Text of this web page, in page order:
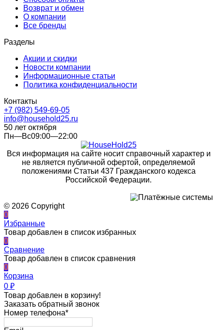
Возврат и обмен
О компании
Все бренды
Разделы
Акции и скидки
Новости компании
Информационные статьи
Политика конфиденциальности
Контакты
+7 (982) 549-69-05
info@household25.ru
50 лет октября
Пн—Вс09:00—22:00
Вся информация на сайте носит справочный характер и
не является публичной офертой, определяемой
положениями Статьи 437 Гражданского кодекса
Российской Федерации.
© 2026 Copyright
0
Избранные
Товар добавлен в список избранных
0
Сравнение
Товар добавлен в список сравнения
0
Корзина
0 ₽
Товар добавлен в корзину!
Заказать обратный звонок
Номер телефона*